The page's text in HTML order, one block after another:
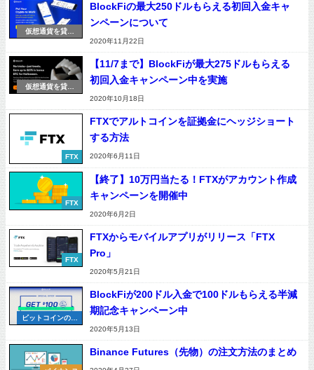
仮想通貨を貸す
BlockFiの最大250ドルもらえる初回入金キャ
ンペーンについて
2020年11月22日
仮想通貨を貸す
【11/7まで】BlockFiが最大275ドルもらえる
初回入金キャンペーン中を実施
2020年10月18日
FTX
FTXでアルトコインを証拠金にヘッジショート
する方法
2020年6月11日
FTX
【終了】10万円当たる！FTXがアカウント作成
キャンペーンを開催中
2020年6月2日
FTX
FTXからモバイルアプリがリリース「FTX
Pro」
2020年5月21日
ビットコインの基
BlockFiが200ドル入金で100ドルもらえる半減
期記念キャンペーン中
2020年5月13日
Binance Futures（先物）の注文方法のまとめ